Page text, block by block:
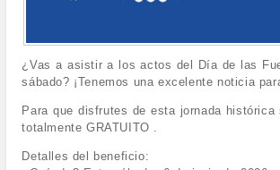
¿Vas a asistir a los actos del Día de las
sábado? ¡Tenemos una excelente noticia
Para que disfrutes de esta jornada
totalmente GRATUITO .
Detalles del beneficio: